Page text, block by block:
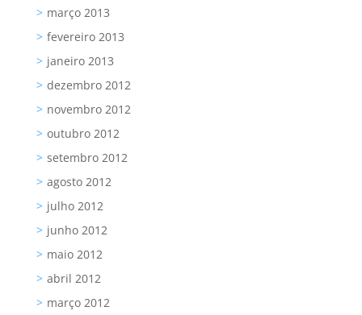
março 2013
fevereiro 2013
janeiro 2013
dezembro 2012
novembro 2012
outubro 2012
setembro 2012
agosto 2012
julho 2012
junho 2012
maio 2012
abril 2012
março 2012